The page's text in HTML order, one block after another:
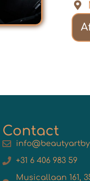
Contact
+31 6 406 983 59
Musicallaan 161,